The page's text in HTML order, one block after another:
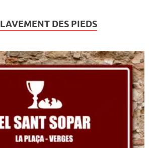
LAVEMENT DES PIEDS